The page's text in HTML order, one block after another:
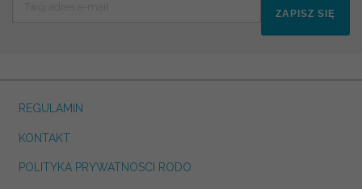
ZAPISZ SIĘ
REGULAMIN
KONTAKT
POLITYKA PRYWATNOSCI RODO